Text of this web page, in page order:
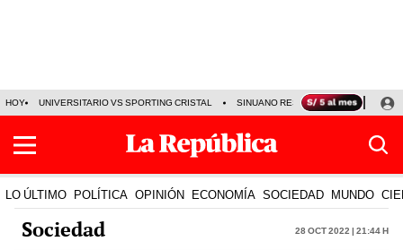
HOY UNIVERSITARIO VS SPORTING CRISTAL SINUANO RESULTADOS HOY
LO ÚLTIMO POLÍTICA OPINIÓN ECONOMÍA SOCIEDAD MUNDO
Sociedad 28 Oct 2022 | 21:44 h